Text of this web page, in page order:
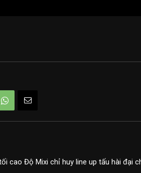
cao Độ Mixi chỉ huy line up tấu hài đại